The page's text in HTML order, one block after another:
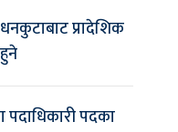
प्रादेशिक
पदाधिकारी पदका